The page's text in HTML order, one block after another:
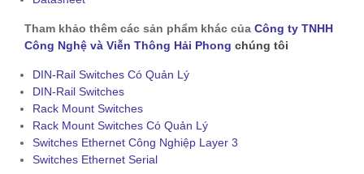
Tham khảo thêm các sản phẩm khác của Công ty TNHH
Công Nghệ và Viễn Thông Hải Phong chúng tôi
DIN-Rail Switches Có Quản Lý
DIN-Rail Switches
Rack Mount Switches
Rack Mount Switches Có Quản Lý
Switches Ethernet Công Nghiệp Layer 3
Switches Ethernet Serial